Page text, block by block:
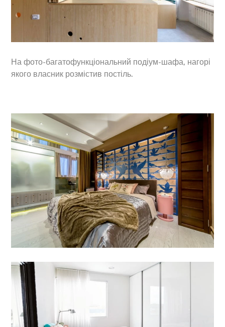
На фото-багатофункціональний подіум-шафа, нагорі
якого власник розмістив постіль.